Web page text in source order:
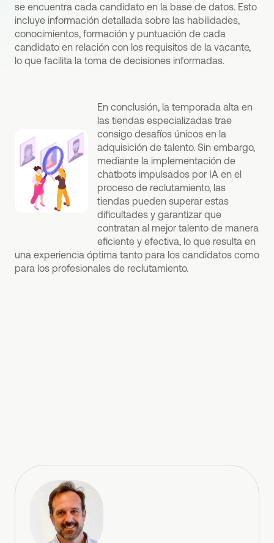
se encuentra cada candidato en la base de datos. Esto
incluye información detallada sobre las habilidades,
conocimientos, formación y puntuación de cada
candidato en relación con los requisitos de la vacante,
lo que facilita la toma de decisiones informadas.
En conclusión, la temporada alta en
las tiendas especializadas trae
consigo desafíos únicos en la
adquisición de talento. Sin embargo,
mediante la implementación de
chatbots impulsados por IA en el
proceso de reclutamiento, las
tiendas pueden superar estas
dificultades y garantizar que
contratan al mejor talento de manera
eficiente y efectiva, lo que resulta en
una experiencia óptima tanto para los candidatos como
para los profesionales de reclutamiento.